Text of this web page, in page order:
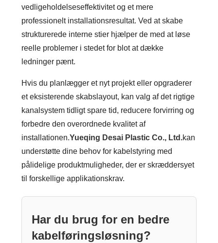
vedligeholdelseseffektivitet og et mere
professionelt installationsresultat. Ved at skabe
strukturerede interne stier hjælper de med at løse
reelle problemer i stedet for blot at dække
ledninger pænt.
Hvis du planlægger et nyt projekt eller opgraderer
et eksisterende skabslayout, kan valg af det rigtige
kanalsystem tidligt spare tid, reducere forvirring og
forbedre den overordnede kvalitet af
installationen.Yueqing Desai Plastic Co., Ltd.kan
understøtte dine behov for kabelstyring med
pålidelige produktmuligheder, der er skræddersyet
til forskellige applikationskrav.
Har du brug for en bedre
kabelføringsløsning?